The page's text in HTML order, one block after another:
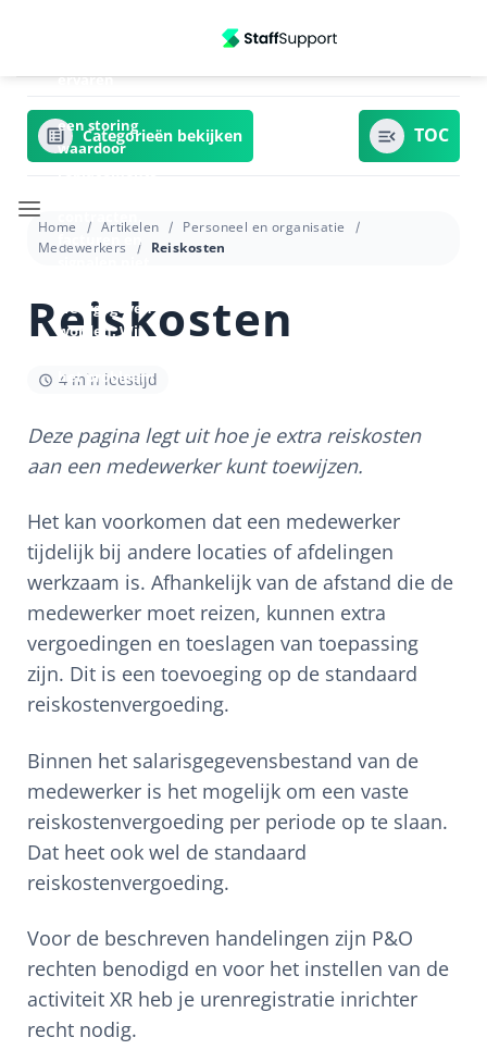
ervaren
een storing
waardoor
contracten,
facturen en
weergegeven
worden. Wij
het probleem
Categorieën bekijken
Home Artikelen
Personeel en organisatie
Medewerkers
Reiskosten
Reiskosten
4 min leestijd
Deze pagina legt uit hoe je extra reiskosten
aan een medewerker kunt toewijzen.
Het kan voorkomen dat een medewerker
tijdelijk bij andere locaties of afdelingen
werkzaam is. Afhankelijk van de afstand die de
medewerker moet reizen, kunnen extra
vergoedingen en toeslagen van toepassing
zijn. Dit is een toevoeging op de standaard
reiskostenvergoeding.
Binnen het salarisgegevensbestand van de
medewerker is het mogelijk om een vaste
reiskostenvergoeding per periode op te slaan.
Dat heet ook wel de standaard
reiskostenvergoeding.
Voor de beschreven handelingen zijn P&O
rechten benodigd en voor het instellen van de
activiteit XR heb je urenregistratie inrichter
recht nodig.